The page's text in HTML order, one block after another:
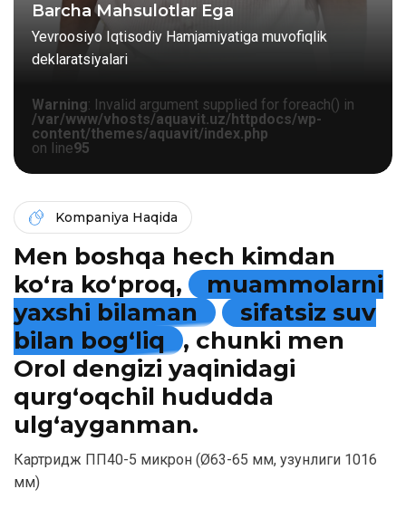
Barcha Mahsulotlar Ega
Yevroosiyo Iqtisodiy Hamjamiyatiga muvofiqlik
deklaratsiyalari
Warning: Invalid argument supplied for foreach() in
/var/www/vhosts/aquavit.uz/httpdocs/wp-
content/themes/aquavit/index.php
on line95
Kompaniya Haqida
Men boshqa hech kimdan
ko‘ra ko‘proq,
muammolarni
yaxshi bilaman
sifatsiz suv
bilan bog‘liq
, chunki men
Orol dengizi yaqinidagi
qurg‘oqchil hududda
ulg‘ayganman.
Картридж ПП40-5 микрон (Ø63-65 мм, узунлиги 1016
мм)